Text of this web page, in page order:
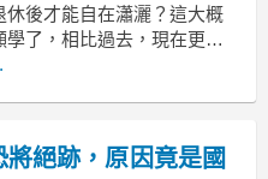
休後才能自在瀟灑？這大概
學了，相比過去，現在更多
危機，也開始意識到，除
說，要怎麼知道是不是真的
者 快樂der乃皇包 就實際採
絕跡，原因竟是國